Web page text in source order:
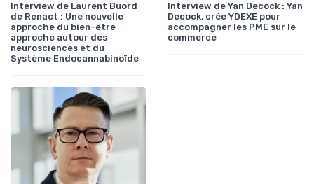
Interview de Laurent Buord
de Renact : Une nouvelle
approche du bien-être
approche autour des
neurosciences et du
Système Endocannabinoïde
Interview de Yan Decock : Yan
Decock, crée YDEXE pour
accompagner les PME sur le
commerce